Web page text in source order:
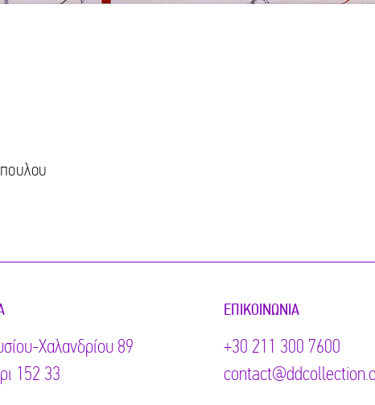
Χαλανδρίου 89
152 33
ΕΠΙΚΟΙΝΩΝΊΑ
+30 211 300 7600